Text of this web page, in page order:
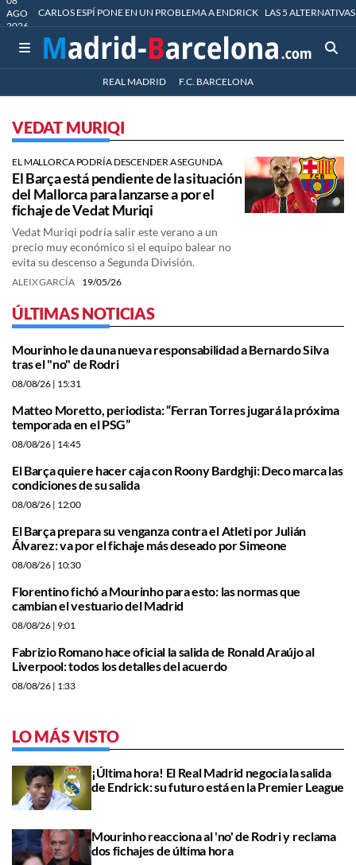
AGO
2026
CARLOS ESPÍ PONE EN UN PROBLEMA A ENDRICK LAS 5
REAL MADRID F.C. BARCELONA
VEDAT MURIQI
EL MALLORCA PODRÍA DESCENDER A SEGUNDA
El Barça está pendiente de la situación
del Mallorca para lanzarse a por el
fichaje de Vedat Muriqi
Vedat Muriqi podría salir este verano a un
precio muy económico si el equipo balear no
evita su descenso a Segunda División.
ALEIX GARCÍA 19/05/26
ÚLTIMAS NOTICIAS
Mourinho le da una nueva responsabilidad a Bernardo Silva
tras el "no" de Rodri
08/08/26 | 15:31
Matteo Moretto, periodista: “Ferran Torres jugará la próxima
temporada en el PSG”
08/08/26 | 14:45
El Barça quiere hacer caja con Roony Bardghji: Deco marca las
condiciones de su salida
08/08/26 | 12:00
El Barça prepara su venganza contra el Atleti por Julián
Álvarez: va por el fichaje más deseado por Simeone
08/08/26 | 10:30
Florentino fichó a Mourinho para esto: las normas que
cambian el vestuario del Madrid
08/08/26 | 9:01
Fabrizio Romano hace oficial la salida de Ronald Araújo al
Liverpool: todos los detalles del acuerdo
08/08/26 | 1:33
LO MÁS VISTO
¡Última hora! El Real Madrid negocia la salida
de Endrick: su futuro está en la Premier League
Mourinho reacciona al 'no' de Rodri y reclama
dos fichajes de última hora